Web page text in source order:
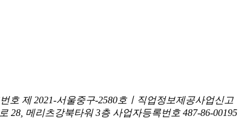
호 제 2021-서울중구-2580호ㅣ직업정보제공사업신고
28, 메리츠강북타워 3층 사업자등록번호 487-86-00195